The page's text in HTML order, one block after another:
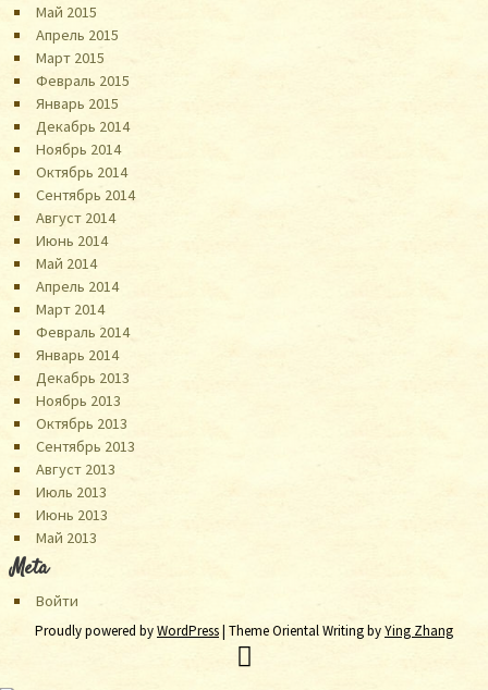
Май 2015
Апрель 2015
Март 2015
Февраль 2015
Январь 2015
Декабрь 2014
Ноябрь 2014
Октябрь 2014
Сентябрь 2014
Август 2014
Июнь 2014
Май 2014
Апрель 2014
Март 2014
Февраль 2014
Январь 2014
Декабрь 2013
Ноябрь 2013
Октябрь 2013
Сентябрь 2013
Август 2013
Июль 2013
Июнь 2013
Май 2013
Meta
Войти
Proudly powered byWordPress| Theme Oriental Writing byYing Zhang